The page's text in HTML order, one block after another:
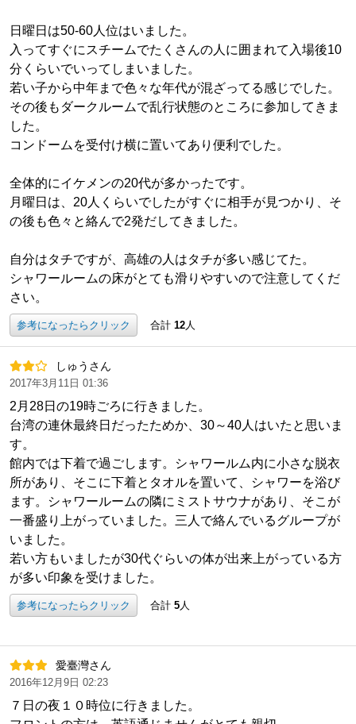
日曜日は50-60人位はいました。
入ってすぐにスチームでたくさんの人に囲まれて入場後10
分くらいでいってしまいました。
若い子から中年まで色々な年代が混ざってる感じでした。
その後もダークルームで乱行状態のところに参加してきま
した。
コンドームを受付け横に置いてあり便利でした。
全体的にイケメンの20代が多かったです。
月曜日は、20人くらいでしたがすぐに相手が見つかり、そ
の後も色々と絡んで2発だしてきました。
自分はタチですが、高雄の人はタチが多い感じてた。
シャワールームの床がとても滑りやすいので注意してくだ
さい。
参考になったらクリック 合計 12人
しゅうさん
2017年3月11日 01:36
2月28日の19時ごろに行きました。
台湾の連休最終日だったためか、30～40人はいたと思いま
す。
館内では下着で過ごします。シャワールム内に小さな脱衣
所があり、そこに下着とタオルを置いて、シャワーを浴び
ます。シャワールームの隣にミストサウナがあり、そこが
一番盛り上がっていました。三人で絡んでいるグループが
いました。
若い方もいましたが30代ぐらいの体が出来上がっている方
が多い印象を受けました。
参考になったらクリック 合計 5人
愛臺灣さん
2016年12月9日 02:23
７日の夜１０時位に行きました。